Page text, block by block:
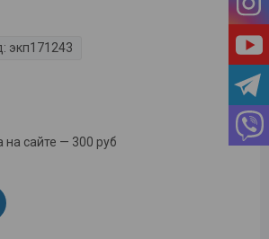
экп171243
сайте — 300 руб